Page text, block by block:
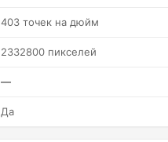
403 точек на дюйм
2332800 пикселей
—
Да